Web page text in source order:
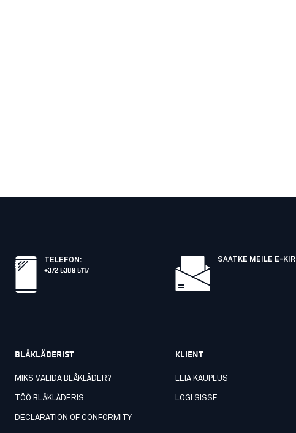
TELEFON :
+372 5309 5117
SAATKE MEILE E-KIRI
BLÅKLÄDERIST
MIKS VALIDA BLÅKLÄDER?
TÖÖ BLÅKLÄDERIS
DECLARATION OF CONFORMITY
KLIENT
LEIA KAUPLUS
LOGI SISSE